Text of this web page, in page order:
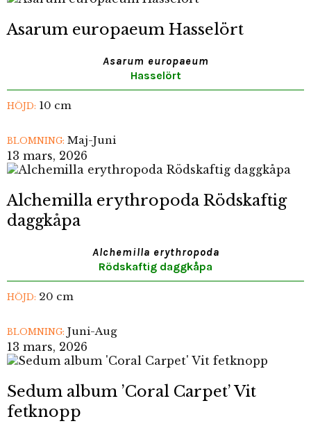
Asarum europaeum Hasselört
Asarum europaeum
Hasselört
HÖJD: 10 cm
BLOMNING: Maj-Juni
13 mars, 2026
Alchemilla erythropoda Rödskaftig
daggkåpa
Alchemilla erythropoda
Rödskaftig daggkåpa
HÖJD: 20 cm
BLOMNING: Juni-Aug
13 mars, 2026
Sedum album ’Coral Carpet’ Vit
fetknopp